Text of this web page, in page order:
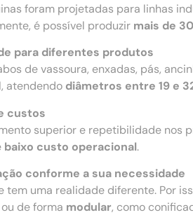
foram projetadas para linhas
é possível produzir mais de
para diferentes produtos
de vassoura, enxadas, pás,
atendendo diâmetros entre 19 e
custos
superior e repetibilidade nos
baixo custo operacional.
conforme a sua necessidade
tem uma realidade diferente. Por
de forma modular, como